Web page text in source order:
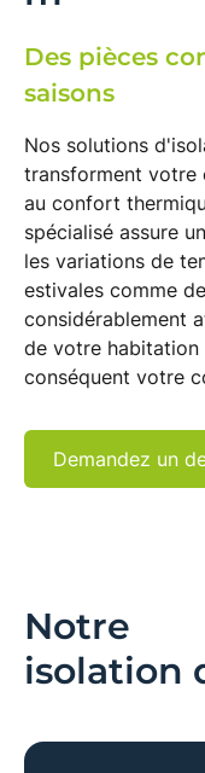
Des pièces
saisons
Nos solutions d'
transforment votre
au confort
spécialisé assure
les variations de
estivales comme
considérablement
de votre habitation
conséquent votre
Demandez un
Notre
isolation